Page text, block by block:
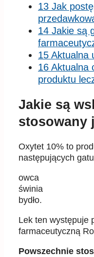
13 Jak
14 Jakie są
15 Aktualna
16 Aktualna
produktu
Jakie są
stosowany
Oxytet 10% to
następujących
owca
świnia
bydło.
Lek ten występuje
farmaceutyczną
Powszechnie